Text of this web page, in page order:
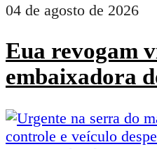
04 de agosto de 2026
Eua revogam
embaixadora